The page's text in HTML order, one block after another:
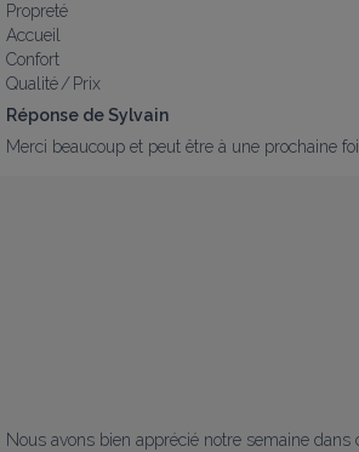
Propreté
Accueil
Confort
Qualité / Prix
Réponse de Sylvain
Merci beaucoup et peut être à une prochaine
Nous avons bien apprécié notre semaine dans